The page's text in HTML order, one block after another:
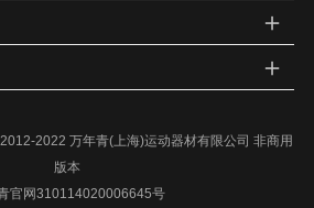
＋
＋
2022 万年青(上海)运动器材有限公司 非商用
版本
官网310114020006645号